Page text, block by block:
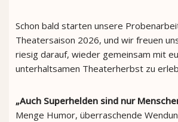
Schon bald starten unsere
Theatersaison 2026, und wir freuen
riesig darauf, wieder gemeinsam mit
unterhaltsamen Theaterherbst zu
„Auch Superhelden sind nur
Menge Humor, überraschende